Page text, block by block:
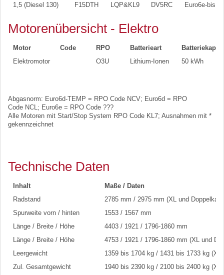
1,5 (Diesel 130)
F15DTH LQP&KL9 DV5RC Euro6e-bis
Motorenübersicht - Elektro
Motor Code RPO Batterieart
Elektromotor
O3U Lithium-Ionen 50 kWh
Abgasnorm: Euro6d-TEMP = RPO Code NCV; Euro6d = RPO
Code NCL; Euro6e = RPO Code ???
Alle Motoren mit Start/Stop System RPO Code KL7; Ausnahmen mit *
gekennzeichnet
Technische Daten
Inhalt
Maße / Daten
Radstand
2785 mm / 2975 mm (XL und
Spurweite vorn / hinten
1553 / 1567 mm
Länge / Breite / Höhe
4403 / 1921 / 1796-1860 mm
Länge / Breite / Höhe
4753 / 1921 / 1796-1860 mm (XL und
Leergewicht
1359 bis 1704 kg / 1431 bis 1733 kg (XL
Zul. Gesamtgewicht
1940 bis 2390 kg / 2100 bis 2400 kg (XL